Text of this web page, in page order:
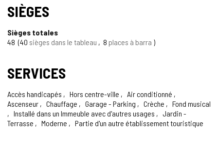
de
cahiers
SIÈGES
Sièges totales
48 40 sièges dans le tableau 8 places à barra
SERVICES
Accès handicapés Hors centre-ville
Air conditionné
Ascenseur
Chauffage Garage - Parking Crèche
Fond musical
Installé dans un Immeuble avec d'autres usages
Jardin -
Terrasse
Moderne Partie d'un autre établissement touristique